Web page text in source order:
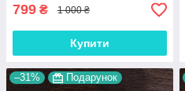
799 ₴ 1 000 ₴
Купити
–31% Подарунок